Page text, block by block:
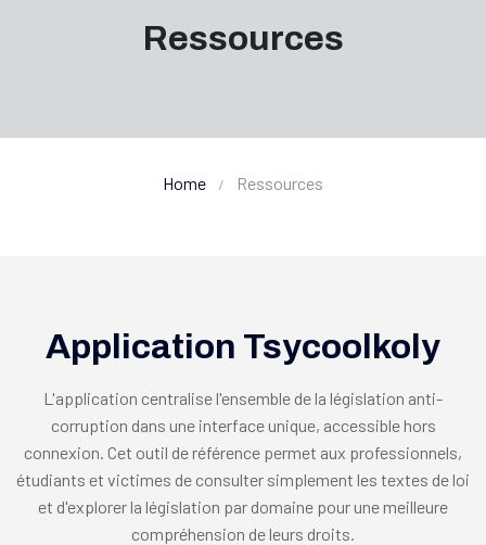
Home Ressources
Ressources
Application Tsycoolkoly
L'application centralise l'ensemble de la législation anti-
corruption dans une interface unique, accessible hors
connexion. Cet outil de référence permet aux professionnels,
étudiants et victimes de consulter simplement les textes de loi
et d'explorer la législation par domaine pour une meilleure
compréhension de leurs droits.